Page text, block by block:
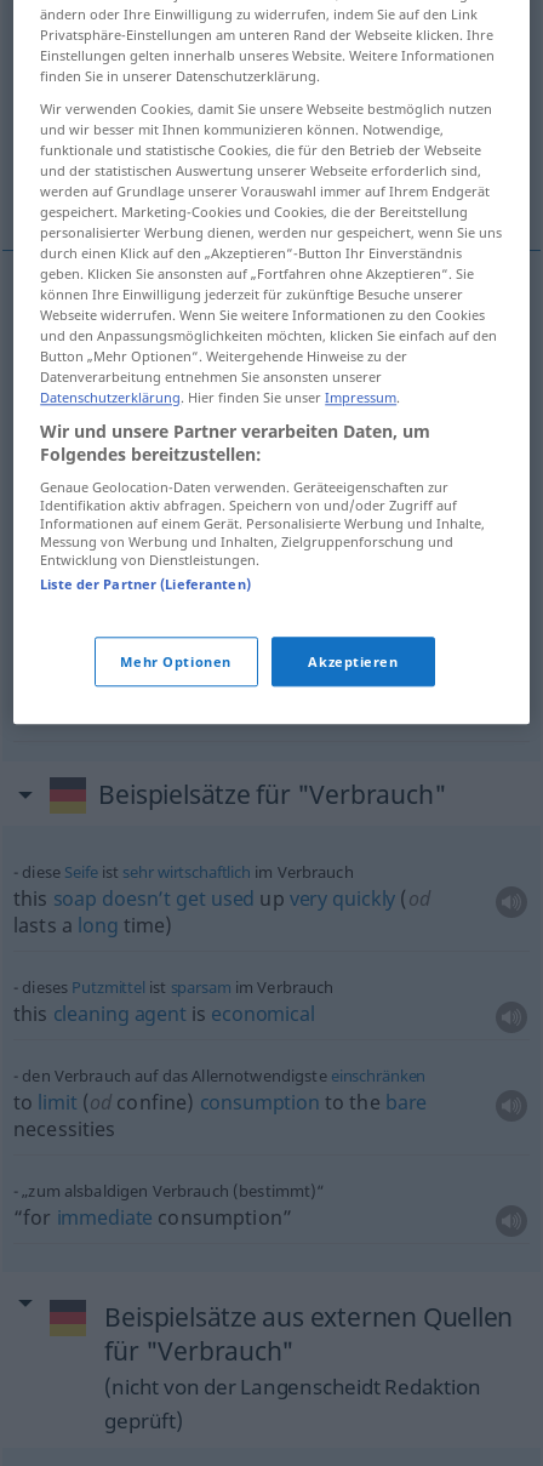
Übersicht aller Übersetzungen
(Für mehr Details die Übersetzung anklicken/antippen)
consumption expenditure
exhaustion, depletion
consumption Verbraucheines Materials, von
Energie etc
expenditure Verbraucheines Geldbetrags, Etats
exhaustion Verbrauchder Körperkräfte etc
Beispielsätze für "Verbrauch"
diese Seifeist sehrwirtschaftlich im Verbrauch
this soap doesn’t get used up very quickly (od
lasts a long time)
dieses Putzmittel ist sparsam im Verbrauch
this cleaning agent is economical
den Verbrauch auf das Allernotwendigste einschränken
to limit (od confine) consumption to the bare
necessities
„zum alsbaldigen Verbrauch (bestimmt)“
“for immediate consumption”
Beispielsätze aus externen Quellen
für "Verbrauch"
(nicht von der Langenscheidt Redaktion
geprüft)
ändern oder Ihre Einwilligung zu widerrufen, indem Sie auf den Link
Privatsphäre-Einstellungen am unteren Rand der Webseite klicken. Ihre
Einstellungen gelten innerhalb unseres Website. Weitere Informationen
finden Sie in unserer Datenschutzerklärung.
Wir verwenden Cookies, damit Sie unsere Webseite bestmöglich nutzen
und wir besser mit Ihnen kommunizieren können. Notwendige,
funktionale und statistische Cookies, die für den Betrieb der Webseite
und der statistischen Auswertung unserer Webseite erforderlich sind,
werden auf Grundlage unserer Vorauswahl immer auf Ihrem Endgerät
gespeichert. Marketing-Cookies und Cookies, die der Bereitstellung
personalisierter Werbung dienen, werden nur gespeichert, wenn Sie uns
durch einen Klick auf den „Akzeptieren“-Button Ihr Einverständnis
geben. Klicken Sie ansonsten auf „Fortfahren ohne Akzeptieren“. Sie
können Ihre Einwilligung jederzeit für zukünftige Besuche unserer
Webseite widerrufen. Wenn Sie weitere Informationen zu den Cookies
und den Anpassungsmöglichkeiten möchten, klicken Sie einfach auf den
Button „Mehr Optionen“. Weitergehende Hinweise zu der
Datenverarbeitung entnehmen Sie ansonsten unserer
Datenschutzerklärung. Hier finden Sie unserImpressum.
Wir und unsere Partner verarbeiten Daten, um
Folgendes bereitzustellen:
Genaue Geolocation-Daten verwenden. Geräteeigenschaften zur
Identifikation aktiv abfragen. Speichern von und/oder Zugriff auf
Informationen auf einem Gerät. Personalisierte Werbung und Inhalte,
Messung von Werbung und Inhalten, Zielgruppenforschung und
Entwicklung von Dienstleistungen.
Liste der Partner (Lieferanten)
Mehr Optionen Akzeptieren